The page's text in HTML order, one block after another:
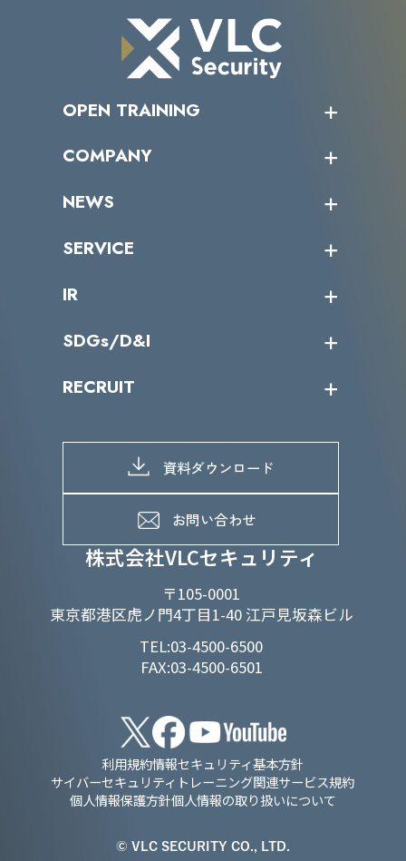
株式会社VLCセキュリティ
〒105-0001
東京都港区虎ノ門4丁目1-40 江戸見坂森ビル
TEL:03-4500-6500
FAX:03-4500-6501
OPEN TRAINING
受講者の声
COMPANY
トップメッセージ
ミッション／ビジョン
パートナー企業一覧
NEWS
サイバーニュース
SERVICE
カテゴリー別サービス一覧
IR
IRカレンダー
IRライブラリー
よくあるご質問
SDGs/D&I
当グループのマテリアリティ
SDGs推進体制
D&Iの取り組み
RECRUIT
募集職種一覧
メッセージ
メンバーインタビュー
資料ダウンロード
お問い合わせ
利用規約情報セキュリティ基本方針
サイバーセキュリティトレーニング関連サービス規約
個人情報保護方針個人情報の取り扱いについて
© VLC SECURITY CO., LTD.